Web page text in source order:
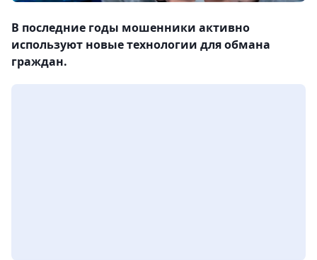
В последние годы мошенники активно
используют новые технологии для обмана
граждан.